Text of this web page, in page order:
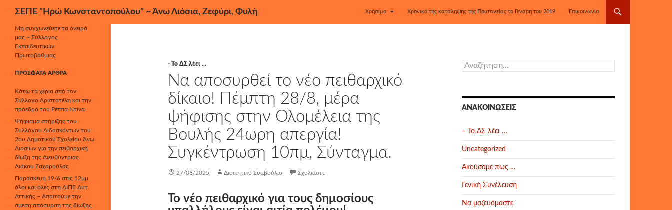
Μετάβαση
περιεχόμενο
ΣΕΠΕ "Ηρώ Κωνσταντοπούλου" ~ Άνω Λιόσια, Ζεφύρι, Φυλή Χρήσιμα Χρονικό της καταληψης της Πρυτανείας το Γενάρη του 2019 Επικοινωνία
- Το ΔΣ λέει ...
Να αποσυρθεί το νέο πειθαρχικό
δίκαιο! Πέμπτη 28/8, μέρα
ψήφισης στην Ολομέλεια της
Βουλής 24ωρη απεργία!
Συγκέντρωση 10πμ, Σύνταγμα.
27/08/2025 Διοικητικό Συμβούλιο Σχολιάστε
Το νέο πειθαρχικό για τους δημοσίους
Αναζήτηση
για:
ΑΝΑΚΟΙΝΏΣΕΙΣ
– Το ΔΣ λέει …
Uncategorized
Ακούσαμε πως …
Γενική Συνέλευση
Να μαζευόμαστε
Μη συγχωνεύετε τα όνειρά
μας ~ Σύλλογος
Εκπαιδευτικών
Πρωτοβάθμιας
ΠΡΌΣΦΑΤΑ ΆΡΘΡΑ
Κάτω τα χέρια από τον
Σύλλογο Αριστοτέλη και την
πρόεδρό του Ρέππα Ντίνα
Ψήφισμα στήριξης του
Συλλόγου Διδασκόντων του
2ου Δημοτικού Σχολείου Άνω
Λιοσίων για την πειθαρχική
δίωξη της Διευθύντριας
Λιάκου Ζαχαρούλας
Παρασκευή 19/6 στις 12μμ
όλοι και όλες στη ΔΙΠΕ Δυτ.
Αττικής – Απαιτούμε την
άμεση απόσυρση της δίωξης